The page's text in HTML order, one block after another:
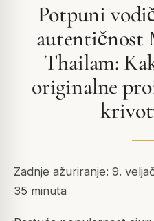
Potpuni
autentičnost
Thailam:
originalne
Zadnje ažuriranje: 9.
35 minuta